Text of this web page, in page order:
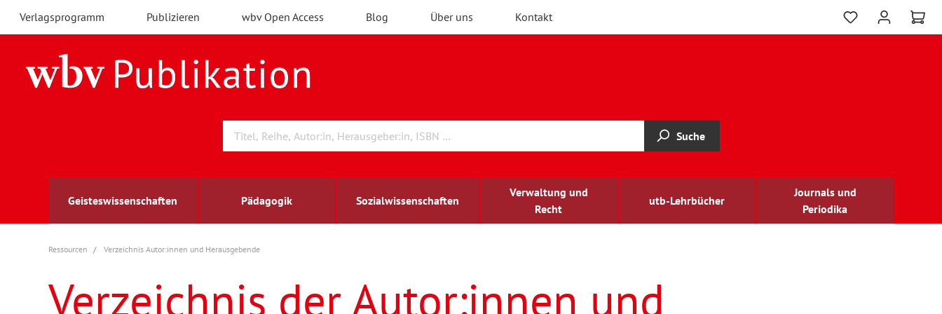
Verlagsprogramm Publizieren wbv Open Access Blog Über uns Kontakt
Suche
Geisteswissenschaften Pädagogik Sozialwissenschaften
Verwaltung und
Recht
utb-Lehrbücher
Journals und
Periodika
Archäologie
Berufs- und Wirtschaftspädagogik
Arbeitsmarktforschung
Außenwirtschaft
berufsbildung
Ressourcen Verzeichnis Autor:innen und Herausgebende
Verzeichnis der Autor:innen und